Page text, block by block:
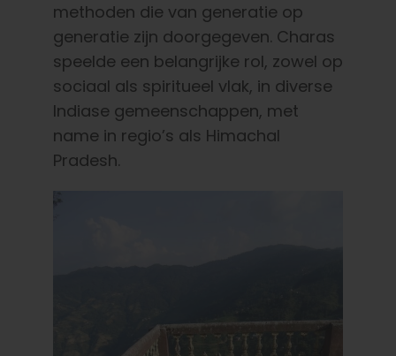
methoden die van generatie op
generatie zijn doorgegeven. Charas
speelde een belangrijke rol, zowel op
sociaal als spiritueel vlak, in diverse
Indiase gemeenschappen, met
name in regio’s als Himachal
Pradesh.